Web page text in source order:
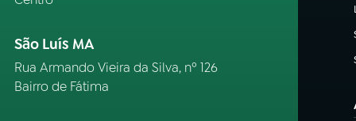
São Luís MA
Rua Armando Vieira da Silva, nº 126
Bairro de Fátima